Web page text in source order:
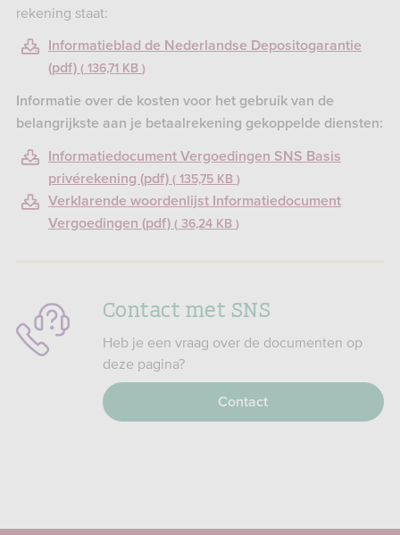
rekening staat:
Informatieblad de Nederlandse Depositogarantie
(pdf)
136,71 KB
Informatie over de kosten voor het gebruik van de
belangrijkste aan je betaalrekening gekoppelde diensten:
Informatiedocument Vergoedingen SNS Basis
privérekening (pdf)
135,75 KB
Verklarende woordenlijst Informatiedocument
Vergoedingen (pdf)
36,24 KB
Contact met SNS
Heb je een vraag over de documenten op
deze pagina?
Contact